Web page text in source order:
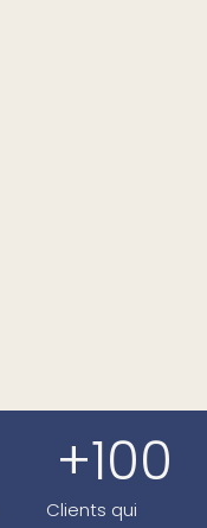
Clients qui
+100